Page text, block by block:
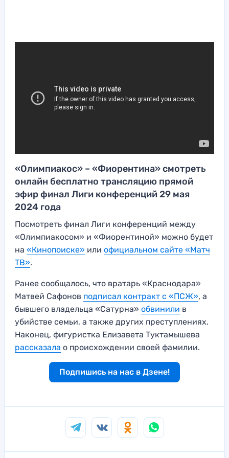
«Олимпиакос» – «Фиорентина» смотреть
онлайн бесплатно трансляцию прямой
эфир финал Лиги конференций 29 мая
2024 года
Посмотреть финал Лиги конференций между
«Олимпиакосом» и «Фиорентиной» можно будет
на «Кинопоиске» или официальном сайте «Матч
ТВ».
Ранее сообщалось, что вратарь «Краснодара»
Матвей Сафонов подписал контракт с «ПСЖ», а
бывшего владельца «Сатурна» обвинили в
убийстве семьи, а также других преступлениях.
Наконец, фигуристка Елизавета Туктамышева
рассказала о происхождении своей фамилии.
Подпишись на нас в Дзене!